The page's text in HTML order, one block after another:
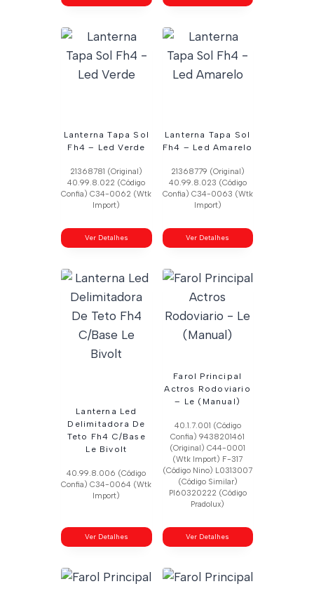
Lanterna Tapa Sol
Fh4 – Led Verde
21368781 (Original)
40.99.8.022 (Código
Confia) C34-0062 (Wtk
Import)
Ver Detalhes
Lanterna Tapa Sol
Fh4 – Led Amarelo
21368779 (Original)
40.99.8.023 (Código
Confia) C34-0063 (Wtk
Import)
Ver Detalhes
Lanterna Led
Delimitadora De
Teto Fh4 C/Base
Le Bivolt
40.99.8.006 (Código
Confia) C34-0064 (Wtk
Import)
Ver Detalhes
Farol Principal
Actros Rodoviario
– Le (Manual)
40.1.7.001 (Código
Confia) 9438201461
(Original) C44-0001
(Wtk Import) F-317
(Código Nino) L0313007
(Código Similar)
Pl60320222 (Código
Pradolux)
Ver Detalhes